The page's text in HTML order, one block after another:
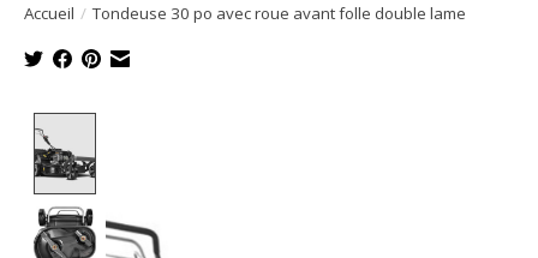
Accueil / Tondeuse 30 po avec roue avant folle double lame